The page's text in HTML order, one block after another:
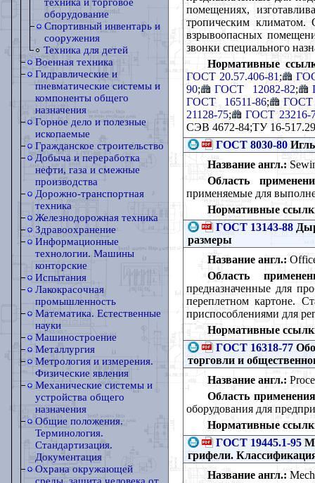
оборудование
Спортивный инвентарь и
сооружения
Техника для детей
Военная техника
Гидравлические и
пневматические системы и
компоненты общего
назначения
Горное дело и полезные
ископаемые
Гражданское строительство
Добыча и переработка
нефти, газа и смежные
производства
Дорожно-транспортная
техника
Железнодорожная техника
Здравоохранение
Информационные
технологии. Машины
конторские
Испытания
Лакокрасочная
промышленность
Математика. Естественные
науки
Машиностроение
Металлургия
Метрология и измерения.
Физические явления
Механические системы и
устройства общего
назначения
Общие положения.
Терминология.
Стандартизация.
Документация
Охрана окружающей
помещениях,
тропическим климатом.
взрывоопасных
звонки специального
Нормативные
ГОСТ 20.57.406-81 ;
90; ГОСТ 12082-82;
ГОСТ 16511-86;
ГОСТ
21128-75;
ГОСТ 23216-
CЭB 4672-84;ТУ 16-
ГОСТ 8030-80
Название англ.:
Область
применяемые для
Нормативные
ГОСТ 13143-88
размеры
Название англ.:
Область
предназначенные для
переплетном картоне.
приспособлениями для
Нормативные
ГОСТ 16318-77
торговли и
Название англ.:
Область
оборудования для
Нормативные
ГОСТ 19445.1-95
грифели.
Название англ.: